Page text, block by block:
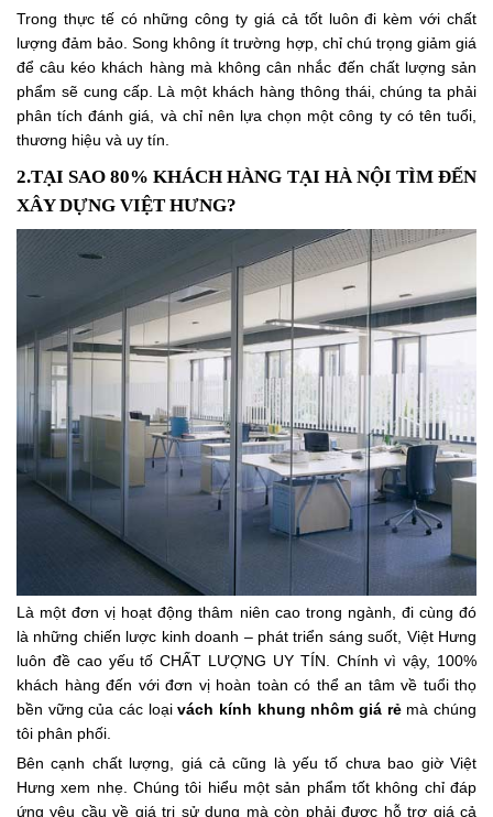
Trong thực tế có những công ty giá cả tốt luôn đi kèm với chất
lượng đảm bảo. Song không ít trường hợp, chỉ chú trọng giảm giá
để câu kéo khách hàng mà không cân nhắc đến chất lượng sản
phẩm sẽ cung cấp. Là một khách hàng thông thái, chúng ta phải
phân tích đánh giá, và chỉ nên lựa chọn một công ty có tên tuổi,
thương hiệu và uy tín.
2.TẠI SAO 80% KHÁCH HÀNG TẠI HÀ NỘI TÌM ĐẾN
XÂY DỰNG VIỆT HƯNG?
Là một đơn vị hoạt động thâm niên cao trong ngành, đi cùng đó
là những chiến lược kinh doanh – phát triển sáng suốt, Việt Hưng
luôn đề cao yếu tố CHẤT LƯỢNG UY TÍN. Chính vì vậy, 100%
khách hàng đến với đơn vị hoàn toàn có thể an tâm về tuổi thọ
bền vững của các loạivách kính khung nhôm giá rẻmà chúng
tôi phân phối.
Bên cạnh chất lượng, giá cả cũng là yếu tố chưa bao giờ Việt
Hưng xem nhẹ. Chúng tôi hiểu một sản phẩm tốt không chỉ đáp
ứng yêu cầu về giá trị sử dụng mà còn phải được hỗ trợ giá cả